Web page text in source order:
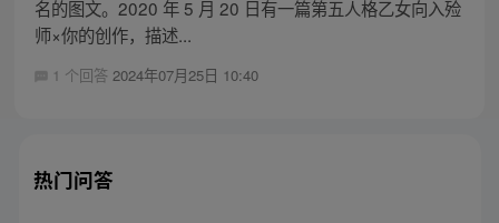
名的图文。2020 年 5 月 20 日有一篇第五人格乙女向入殓
师×你的创作，描述...
1 个回答 2024年07月25日 10:40
热门问答